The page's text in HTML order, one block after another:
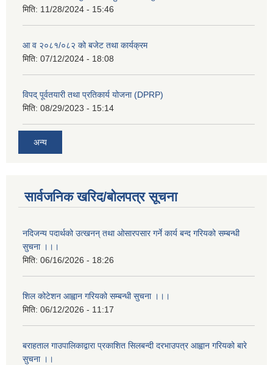
मिति: 11/28/2024 - 15:46
आ व २०८१/०८२ को बजेट तथा कार्यक्रम
मिति: 07/12/2024 - 18:08
विपद् पूर्वतयारी तथा प्रतिकार्य योजना (DPRP)
मिति: 08/29/2023 - 15:14
अन्य
सार्वजनिक खरिद/बोलपत्र सूचना
नदिजन्य पदार्थको उत्खनन् तथा ओसारपसार गर्ने कार्य बन्द गरियको सम्बन्धी
सुचना ।।।
मिति: 06/16/2026 - 18:26
शिल कोटेशन आह्वान गरियको सम्बन्धी सुचना ।।।
मिति: 06/12/2026 - 11:17
बराहताल गाउपालिकाद्वारा प्रकाशित सिलबन्दी दरभाउपत्र आह्वान गरियको बारे
सुचना ।।